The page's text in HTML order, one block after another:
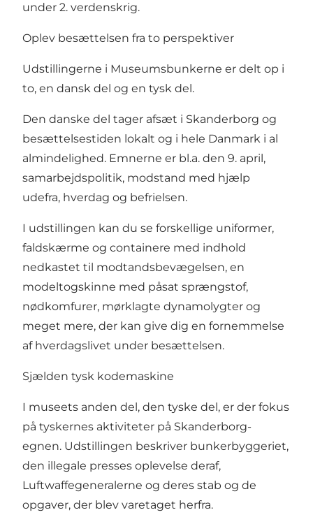
under 2. verdenskrig.
Oplev besættelsen fra to perspektiver
Udstillingerne i Museumsbunkerne er delt op i
to, en dansk del og en tysk del.
Den danske del tager afsæt i Skanderborg og
besættelsestiden lokalt og i hele Danmark i al
almindelighed. Emnerne er bl.a. den 9. april,
samarbejdspolitik, modstand med hjælp
udefra, hverdag og befrielsen.
I udstillingen kan du se forskellige uniformer,
faldskærme og containere med indhold
nedkastet til modtandsbevægelsen, en
modeltogskinne med påsat sprængstof,
nødkomfurer, mørklagte dynamolygter og
meget mere, der kan give dig en fornemmelse
af hverdagslivet under besættelsen.
Sjælden tysk kodemaskine
I museets anden del, den tyske del, er der fokus
på tyskernes aktiviteter på Skanderborg-
egnen. Udstillingen beskriver bunkerbyggeriet,
den illegale presses oplevelse deraf,
Luftwaffegeneralerne og deres stab og de
opgaver, der blev varetaget herfra.